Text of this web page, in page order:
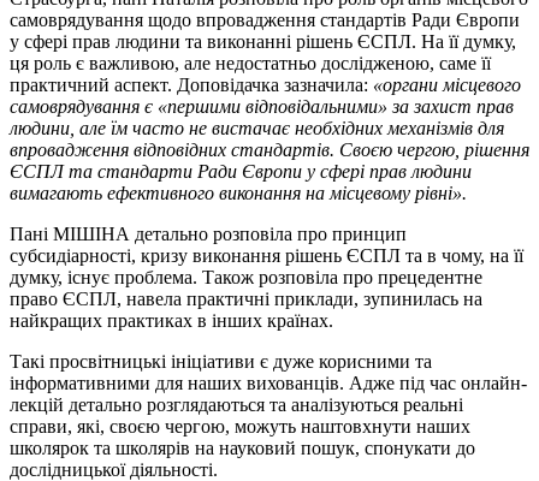
самоврядування щодо впровадження стандартів Ради Європи
у сфері прав людини та виконанні рішень ЄСПЛ. На її думку,
ця роль є важливою, але недостатньо дослідженою, саме її
практичний аспект. Доповідачка зазначила: «органи місцевого
самоврядування є «першими відповідальними» за захист прав
людини, але їм часто не вистачає необхідних механізмів для
впровадження відповідних стандартів. Своєю чергою, рішення
ЄСПЛ та стандарти Ради Європи у сфері прав людини
вимагають ефективного виконання на місцевому рівні».
Пані МІШІНА детально розповіла про принцип
субсидіарності, кризу виконання рішень ЄСПЛ та в чому, на її
думку, існує проблема. Також розповіла про прецедентне
право ЄСПЛ, навела практичні приклади, зупинилась на
найкращих практиках в інших країнах.
Такі просвітницькі ініціативи є дуже корисними та
інформативними для наших вихованців. Адже під час онлайн-
лекцій детально розглядаються та аналізуються реальні
справи, які, своєю чергою, можуть наштовхнути наших
школярок та школярів на науковий пошук, спонукати до
дослідницької діяльності.